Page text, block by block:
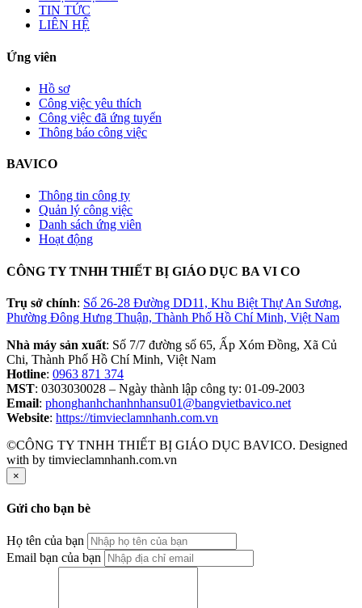
TIN TỨC
LIÊN HỆ
Ứng viên
Hồ sơ
Công việc yêu thích
Công việc đã ứng tuyển
Thông báo công việc
BAVICO
Thông tin công ty
Quản lý công việc
Danh sách ứng viên
Hoạt động
CÔNG TY TNHH THIẾT BỊ GIÁO DỤC BA VI CO
Trụ sở chính: Số 26-28 Đường DD11, Khu Biệt Thự An Sương,
Phường Đông Hưng Thuận, Thành Phố Hồ Chí Minh, Việt Nam
Nhà máy sản xuất: Số 7/7 đường số 65, Ấp Xóm Đồng, Xã Củ
Chi, Thành Phố Hồ Chí Minh, Việt Nam
Hotline: 0963 871 374
MST: 0303030028 – Ngày thành lập công ty: 01-09-2003
Email: phonghanhchanhnhansu01@bangvietbavico.net
Website: https://timvieclamnhanh.com.vn
©CÔNG TY TNHH THIẾT BỊ GIÁO DỤC BAVICO. Designed
with by timvieclamnhanh.com.vn
×
Gửi cho bạn bè
Họ tên của bạn
Email bạn của bạn